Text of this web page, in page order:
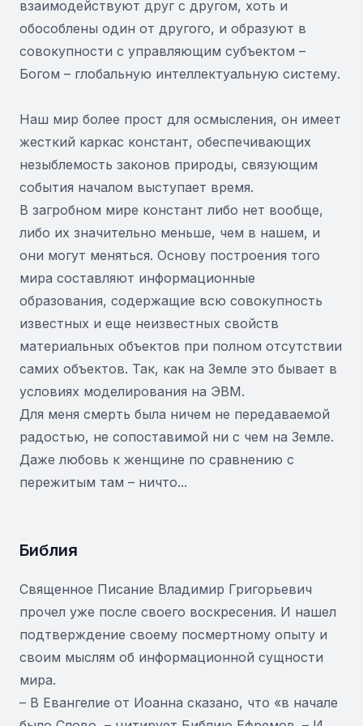
взаимодействуют друг с другом, хоть и
обособлены один от другого, и образуют в
совокупности с управляющим субъектом –
Богом – глобальную интеллектуальную систему.
Наш мир более прост для осмысления, он имеет
жесткий каркас констант, обеспечивающих
незыблемость законов природы, связующим
события началом выступает время.
В загробном мире констант либо нет вообще,
либо их значительно меньше, чем в нашем, и
они могут меняться. Основу построения того
мира составляют информационные
образования, содержащие всю совокупность
известных и еще неизвестных свойств
материальных объектов при полном отсутствии
самих объектов. Так, как на Земле это бывает в
условиях моделирования на ЭВМ.
Для меня смерть была ничем не передаваемой
радостью, не сопоставимой ни с чем на Земле.
Даже любовь к женщине по сравнению с
пережитым там – ничто...
Библия
Священное Писание Владимир Григорьевич
прочел уже после своего воскресения. И нашел
подтверждение своему посмертному опыту и
своим мыслям об информационной сущности
мира.
– В Евангелие от Иоанна сказано, что «в начале